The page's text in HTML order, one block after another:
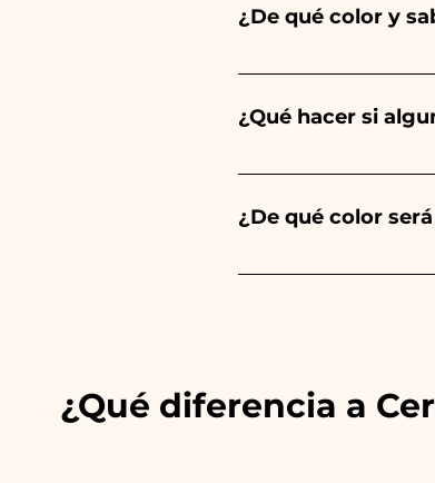
¿De qué color y
El sabor de las
Comunión,
¿Qué hacer si
Llevamos muchos
¿De qué color
Siempre
¿Qué diferencia a